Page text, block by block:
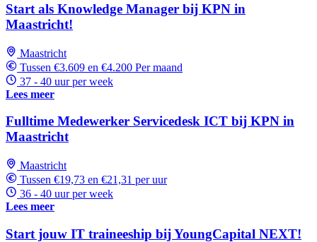
Start als Knowledge Manager bij KPN in
Maastricht!
Maastricht
Tussen €3.609 en €4.200 Per maand
37 - 40 uur per week
Lees meer
Fulltime Medewerker Servicedesk ICT bij KPN in
Maastricht
Maastricht
Tussen €19,73 en €21,31 per uur
36 - 40 uur per week
Lees meer
Start jouw IT traineeship bij YoungCapital NEXT!